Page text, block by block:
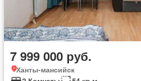
7 999 000 руб.
Ханты-мансийск